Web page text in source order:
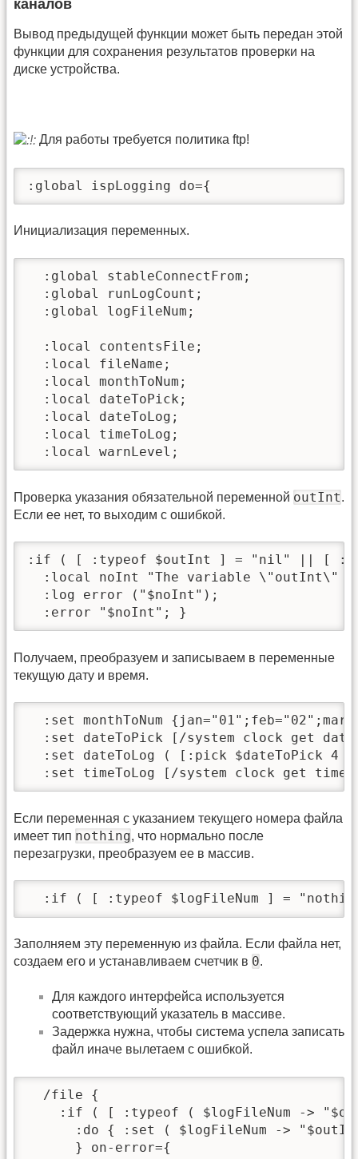
каналов
Вывод предыдущей функции может быть передан этой
функции для сохранения результатов проверки на
диске устройства.
Для работы требуется политика ftp!
:global ispLogging do={
Инициализация переменных.
  :global stableConnectFrom;
  :global runLogCount;
  :global logFileNum;
  :local contentsFile;
  :local fileName;
  :local monthToNum;
  :local dateToPick;
  :local dateToLog;
  :local timeToLog;
  :local warnLevel;
Проверка указания обязательной переменной outInt.
Если ее нет, то выходим с ошибкой.
:if ( [ :typeof $outInt ] = "nil" || [
:local noInt "The variable \"outInt\"
  :log error ("$noInt");
  :error "$noInt"; }
Получаем, преобразуем и записываем в переменные
текущую дату и время.
:set monthToNum
:set dateToPick [/system clock get
:set dateToLog ( [:pick $dateToPick 4
:set timeToLog [/system clock get
Если переменная с указанием текущего номера файла
имеет тип nothing, что нормально после
перезагрузки, преобразуем ее в массив.
:if ( [ :typeof $logFileNum ] =
Заполняем эту переменную из файла. Если файла нет,
создаем его и устанавливаем счетчик в 0.
Для каждого интерфейса используется
соответствующий указатель в массиве.
Задержка нужна, чтобы система успела записать
файл иначе вылетаем с ошибкой.
  /file {
:if ( [ :typeof ( $logFileNum ->
:do { :set ( $logFileNum ->
      } on-error={